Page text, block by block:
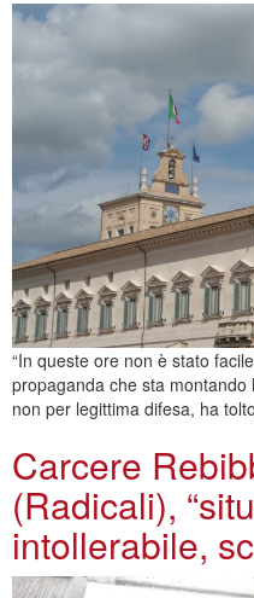
“In queste ore non è stato
propaganda che sta
non per legittima difesa, ha
Carcere
(Radicali),
intollerabile,